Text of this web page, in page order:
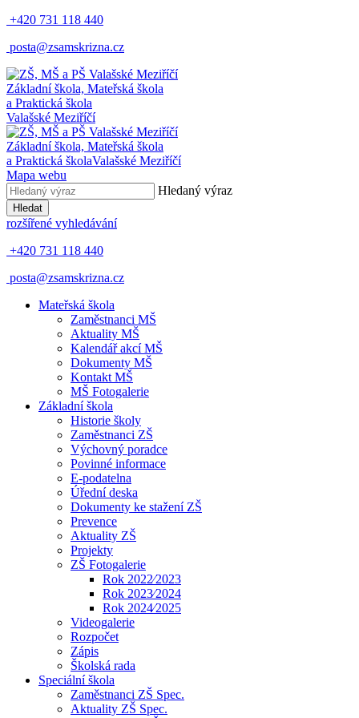
+420 731 118 440
posta@zsamskrizna.cz
Základní škola, Mateřská škola
a Praktická škola
Valašské Meziříčí
Základní škola, Mateřská škola
a Praktická školaValašské Meziříčí
Mapa webu
Hledaný výraz
Hledat
rozšířené vyhledávání
+420 731 118 440
posta@zsamskrizna.cz
Mateřská škola
Zaměstnanci MŠ
Aktuality MŠ
Kalendář akcí MŠ
Dokumenty MŠ
Kontakt MŠ
MŠ Fotogalerie
Základní škola
Historie školy
Zaměstnanci ZŠ
Výchovný poradce
Povinné informace
E-podatelna
Úřední deska
Dokumenty ke stažení ZŠ
Prevence
Aktuality ZŠ
Projekty
ZŠ Fotogalerie
Rok 2022⁄2023
Rok 2023⁄2024
Rok 2024⁄2025
Videogalerie
Rozpočet
Zápis
Školská rada
Speciální škola
Zaměstnanci ZŠ Spec.
Aktuality ZŠ Spec.